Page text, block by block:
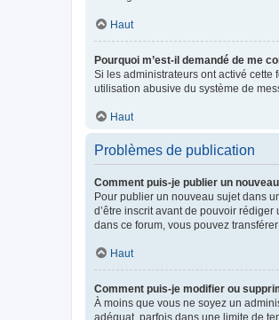
Haut
Pourquoi m’est-il demandé de me
Si les administrateurs ont activé
utilisation abusive du système de
Haut
Problèmes de publication
Comment puis-je publier un
Pour publier un nouveau sujet dans
d’être inscrit avant de pouvoir
dans ce forum, vous pouvez
Haut
Comment puis-je modifier ou
À moins que vous ne soyez un
adéquat, parfois dans une limite de